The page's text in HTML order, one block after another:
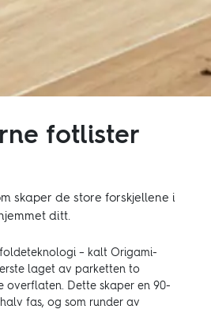
Instagram
PinterestLinkedinYoutube
fotlister
skaper de store forskjellene i
ditt.
– kalt Origami-
laget av parketten to
overflaten. Dette skaper en 90-
fas, og som runder av